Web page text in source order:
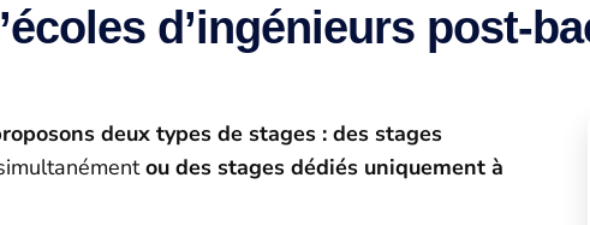
d’ingénieurs post-
deux types de stages : des stages
ou des stages dédiés uniquement à